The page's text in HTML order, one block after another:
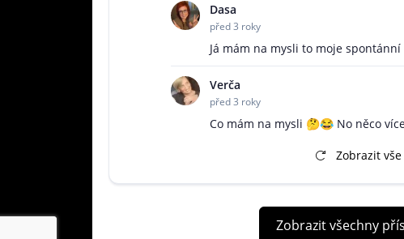
Dasa
před 3 roky
Já mám na mysli to moje
Verča
před 3 roky
Co mám na mysli 🤔😂 No něco
Zobrazit vše
Zobrazit všechny